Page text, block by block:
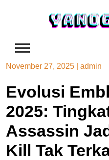
November 27, 2025 admin
Evolusi
2025:
Assassin
Kill Tak